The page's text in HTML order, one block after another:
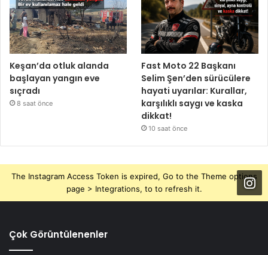
Keşan’da otluk alanda
başlayan yangın eve
sıçradı
8 saat önce
Fast Moto 22 Başkanı
Selim Şen’den sürücülere
hayati uyarılar: Kurallar,
karşılıklı saygı ve kaska
dikkat!
10 saat önce
The Instagram Access Token is expired, Go to the Theme options
page > Integrations, to to refresh it.
Çok Görüntülenenler